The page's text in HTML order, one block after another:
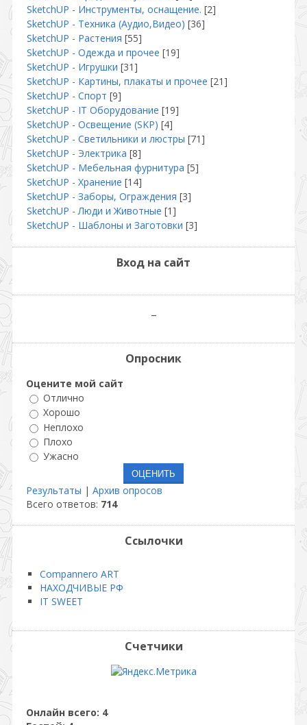
SketchUP - Инструменты, оснащение. [2]
SketchUP - Техника (Аудио,Видео) [36]
SketchUP - Растения [55]
SketchUP - Одежда и прочее [19]
SketchUP - Игрушки [31]
SketchUP - Картины, плакаты и прочее [21]
SketchUP - Спорт [9]
SketchUP - IT Оборудование [19]
SketchUP - Освещение (SKP) [4]
SketchUP - Светильники и люстры [71]
SketchUP - Электрика [8]
SketсhUP - Мебельная фурнитура [5]
SketchUP - Хранение [14]
SketchUP - Заборы, Ограждения [3]
SketchUP - Люди и Животные [1]
SketchUP - Шаблоны и Заготовки [3]
Вход на сайт
Опросник
Оцените мой сайт
Отлично
Хорошо
Неплохо
Плохо
Ужасно
Результаты | Архив опросов
Всего ответов: 714
Ссылочки
Compannero ART
НАХОДЧИВЫЕ РФ
IT SWEET
Счетчики
Онлайн всего: 4